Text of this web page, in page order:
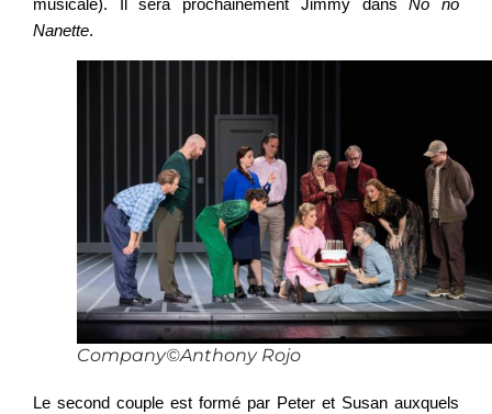
Nanette.
Company©Anthony Rojo
Le second couple est formé par Peter et Susan auxquels